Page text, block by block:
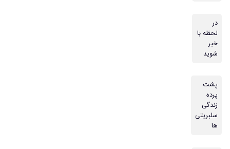
در
لحظه با
خبر
شوید
پشت
پرده
زندگی
سلبریتی
ها